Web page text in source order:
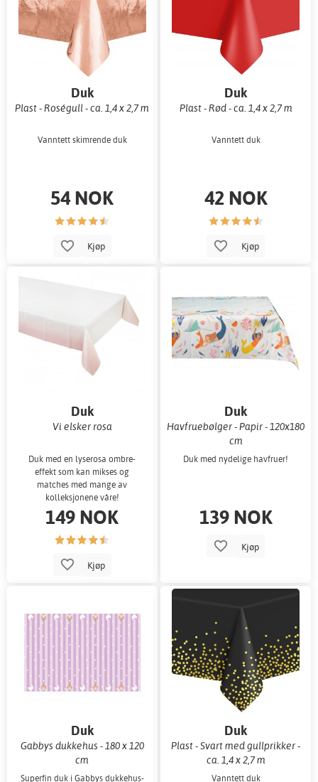
Duk
Plast - Roségull - ca. 1,4 x 2,7 m
Vanntett skimrende duk
54 NOK
Kjøp
Duk
Plast - Rød - ca. 1,4 x 2,7 m
Vanntett duk
42 NOK
Kjøp
Duk
Vi elsker rosa
Duk med en lyserosa ombre-
effekt som kan mikses og
matches med mange av
kolleksjonene våre!
149 NOK
Kjøp
Duk
Havfruebølger - Papir - 120x180
cm
Duk med nydelige havfruer!
139 NOK
Kjøp
Duk
Gabbys dukkehus - 180 x 120
cm
Superfin duk i Gabbys dukkehus-
Duk
Plast - Svart med gullprikker -
ca. 1,4 x 2,7 m
Vanntett duk